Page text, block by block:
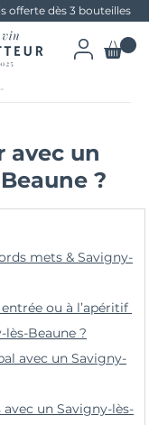
offerte dès 3 bouteilles
avec un
?
mets & Savigny-
ou à l’apéritif
lès-Beaune ?
avec un Savigny-
un Savigny-lès-